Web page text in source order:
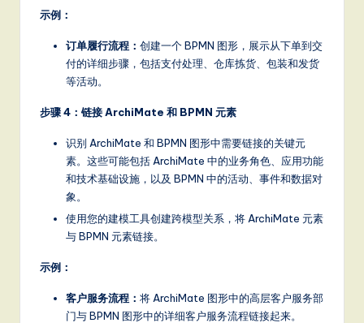
示例：
订单履行流程： 创建一个 BPMN 图形，展示从下单到交
付的详细步骤，包括支付处理、仓库拣货、包装和发货
等活动。
步骤 4：链接 ArchiMate 和 BPMN 元素
识别 ArchiMate 和 BPMN 图形中需要链接的关键元
素。这些可能包括 ArchiMate 中的业务角色、应用功能
和技术基础设施，以及 BPMN 中的活动、事件和数据对
象。
使用您的建模工具创建跨模型关系，将 ArchiMate 元素
与 BPMN 元素链接。
示例：
客户服务流程： 将 ArchiMate 图形中的高层客户服务部
门与 BPMN 图形中的详细客户服务流程链接起来。